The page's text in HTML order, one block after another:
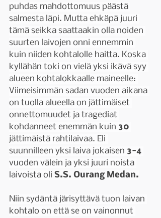
puhdas mahdottomuus päästä
salmesta läpi. Mutta ehkäpä juuri
tämä seikka saattaakin olla noiden
suurten laivojen onni ennemmin
kuin niiden kohtalolle haitta. Koska
kyllähän toki on vielä yksi ikävä syy
alueen kohtalokkaalle maineelle:
Viimeisimmän sadan vuoden aikana
on tuolla alueella on jättimäiset
onnettomuudet ja tragediat
kohdanneet enemmän kuin 30
jättimäistä rahtilaivaa. Eli
suunnilleen yksi laiva jokaisen 3-4
vuoden välein ja yksi juuri noista
laivoista oli S.S. Ourang Medan.
Niin sydäntä järisyttävä tuon laivan
kohtalo on että se on vainonnut